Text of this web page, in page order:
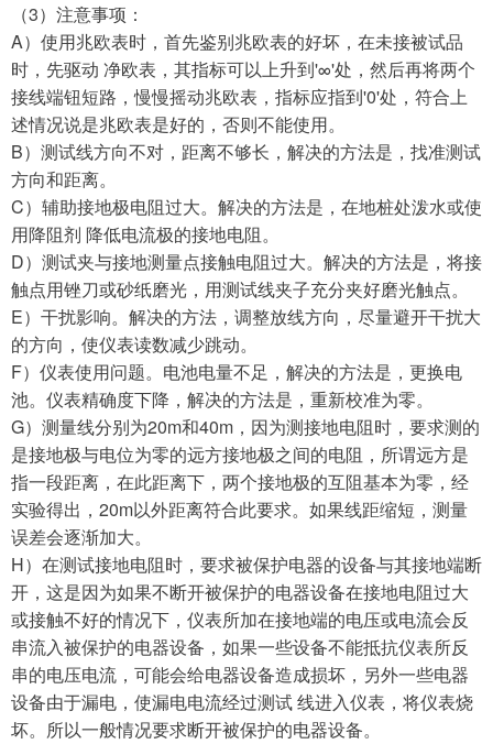
（3）注意事项：
A）使用兆欧表时，首先鉴别兆欧表的好坏，在未接被试品
时，先驱动 净欧表，其指标可以上升到'∞'处，然后再将两个
接线端钮短路，慢慢摇动兆欧表，指标应指到'0'处，符合上
述情况说是兆欧表是好的，否则不能使用。
B）测试线方向不对，距离不够长，解决的方法是，找准测试
方向和距离。
C）辅助接地极电阻过大。解决的方法是，在地桩处泼水或使
用降阻剂 降低电流极的接地电阻。
D）测试夹与接地测量点接触电阻过大。解决的方法是，将接
触点用锉刀或砂纸磨光，用测试线夹子充分夹好磨光触点。
E）干扰影响。解决的方法，调整放线方向，尽量避开干扰大
的方向，使仪表读数减少跳动。
F）仪表使用问题。电池电量不足，解决的方法是，更换电
池。仪表精确度下降，解决的方法是，重新校准为零。
G）测量线分别为20m和40m，因为测接地电阻时，要求测的
是接地极与电位为零的远方接地极之间的电阻，所谓远方是
指一段距离，在此距离下，两个接地极的互阻基本为零，经
实验得出，20m以外距离符合此要求。如果线距缩短，测量
误差会逐渐加大。
H）在测试接地电阻时，要求被保护电器的设备与其接地端断
开，这是因为如果不断开被保护的电器设备在接地电阻过大
或接触不好的情况下，仪表所加在接地端的电压或电流会反
串流入被保护的电器设备，如果一些设备不能抵抗仪表所反
串的电压电流，可能会给电器设备造成损坏，另外一些电器
设备由于漏电，使漏电电流经过测试 线进入仪表，将仪表烧
坏。所以一般情况要求断开被保护的电器设备。